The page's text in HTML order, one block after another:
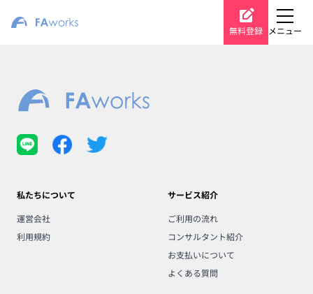
無料登録 メニュー
私たちについて
運営会社
利用規約
サービス紹介
ご利用の流れ
コンサルタント紹介
お支払いについて
よくある質問